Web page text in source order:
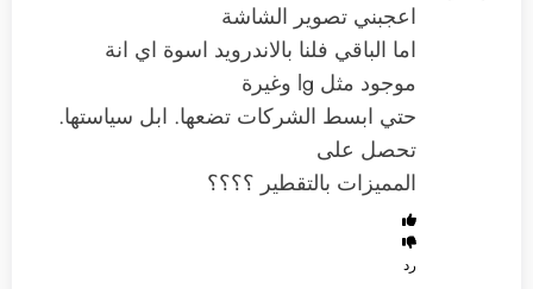
اعجبني تصوير الشاشة
اما الباقي فلنا بالاندرويد اسوة اي انة
موجود مثل lg وغيرة
حتي ابسط الشركات تضعها. ابل سياستها.
تحصل على
المميزات بالتقطير ؟؟؟؟
رد